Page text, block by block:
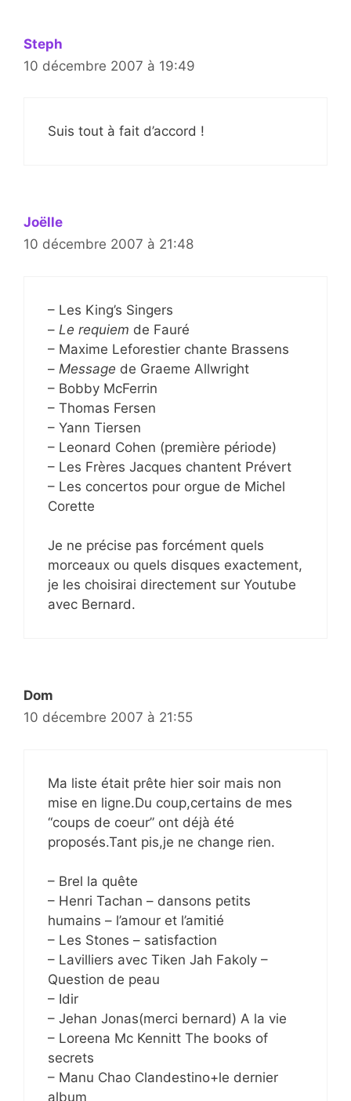
Steph
10 décembre 2007 à 19:49
Suis tout à fait d’accord !
Joëlle
10 décembre 2007 à 21:48
– Les King’s Singers
– Le requiem de Fauré
– Maxime Leforestier chante Brassens
– Message de Graeme Allwright
– Bobby McFerrin
– Thomas Fersen
– Yann Tiersen
– Leonard Cohen (première période)
– Les Frères Jacques chantent Prévert
– Les concertos pour orgue de Michel
Corette
Je ne précise pas forcément quels
morceaux ou quels disques exactement,
je les choisirai directement sur Youtube
avec Bernard.
Dom
10 décembre 2007 à 21:55
Ma liste était prête hier soir mais non
mise en ligne.Du coup,certains de mes
“coups de coeur” ont déjà été
proposés.Tant pis,je ne change rien.
– Brel la quête
– Henri Tachan – dansons petits
humains – l’amour et l’amitié
– Les Stones – satisfaction
– Lavilliers avec Tiken Jah Fakoly –
Question de peau
– Idir
– Jehan Jonas(merci bernard) A la vie
– Loreena Mc Kennitt The books of
secrets
– Manu Chao Clandestino+le dernier
album